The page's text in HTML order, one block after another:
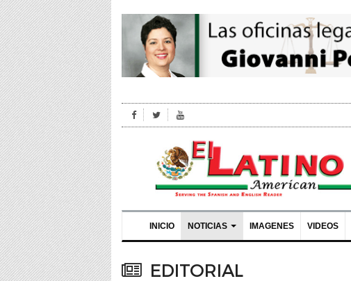
INICIO NOTICIAS IMAGENES VIDEOS
EDITORIAL